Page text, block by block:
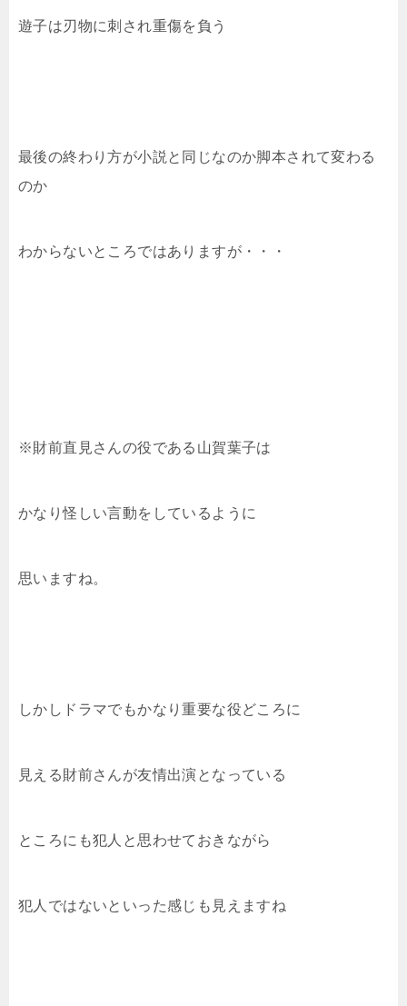
遊子は刃物に刺され重傷を負う
最後の終わり方が小説と同じなのか脚本されて変わる
のか
わからないところではありますが・・・
※財前直見さんの役である山賀葉子は
かなり怪しい言動をしているように
思いますね。
しかしドラマでもかなり重要な役どころに
見える財前さんが友情出演となっている
ところにも犯人と思わせておきながら
犯人ではないといった感じも見えますね